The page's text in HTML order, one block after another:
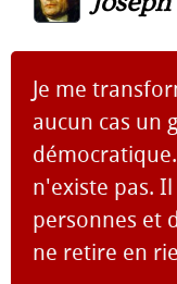
Je me
aucun cas un
n'existe pas.
personnes et
ne retire en